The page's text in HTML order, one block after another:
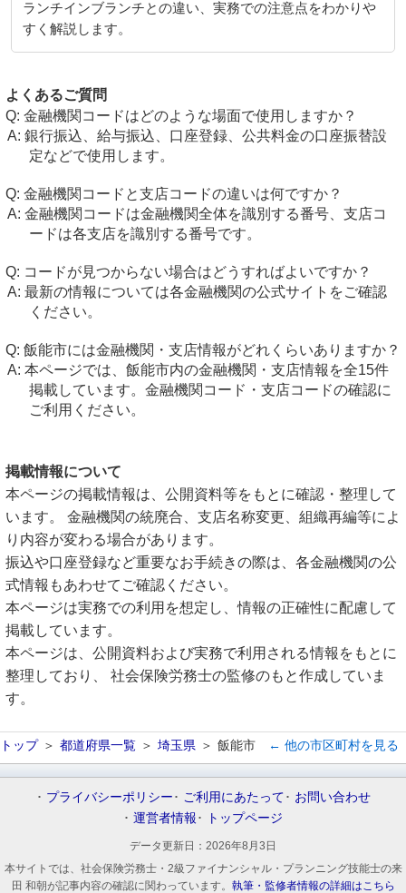
ランチインブランチとの違い、実務での注意点をわかりや
すく解説します。
よくあるご質問
金融機関コードはどのような場面で使用しますか？
銀行振込、給与振込、口座登録、公共料金の口座振替設
定などで使用します。
金融機関コードと支店コードの違いは何ですか？
金融機関コードは金融機関全体を識別する番号、支店コ
ードは各支店を識別する番号です。
コードが見つからない場合はどうすればよいですか？
最新の情報については各金融機関の公式サイトをご確認
ください。
飯能市には金融機関・支店情報がどれくらいありますか？
本ページでは、飯能市内の金融機関・支店情報を全15件
掲載しています。金融機関コード・支店コードの確認に
ご利用ください。
掲載情報について
本ページの掲載情報は、公開資料等をもとに確認・整理して
います。 金融機関の統廃合、支店名称変更、組織再編等によ
り内容が変わる場合があります。
振込や口座登録など重要なお手続きの際は、各金融機関の公
式情報もあわせてご確認ください。
本ページは実務での利用を想定し、情報の正確性に配慮して
掲載しています。
本ページは、公開資料および実務で利用される情報をもとに
整理しており、 社会保険労務士の監修のもと作成していま
す。
トップ 都道府県一覧 埼玉県 飯能市 ← 他の市区町村を見る
プライバシーポリシー ご利用にあたって
お問い合わせ
運営者情報
トップページ
データ更新日： 2026年8月3日
本サイトでは、社会保険労務士・2級ファイナンシャル・プランニング技能士の来
田 和朝が記事内容の確認に関わっています。 執筆・監修者情報の詳細はこちら